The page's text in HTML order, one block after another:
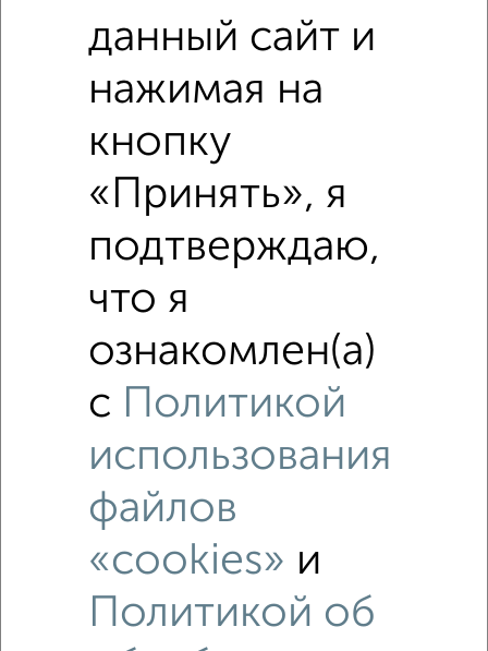
Похожие предложения рядом
Рядом, с меньшей ценой
Недалеко от Перекатная с ценой ниже
данный сайт и
нажимая на
кнопку
«Принять», я
подтверждаю,
что я
ознакомлен(а)
с Политикой
использования
файлов
«cookies» и
Политикой об